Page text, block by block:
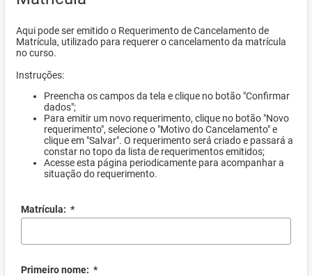
Aqui pode ser emitido o Requerimento de Cancelamento de
Matrícula, utilizado para requerer o cancelamento da matrícula
no curso.
Instruções:
Preencha os campos da tela e clique no botão "Confirmar
dados";
Para emitir um novo requerimento, clique no botão "Novo
requerimento", selecione o "Motivo do Cancelamento" e
clique em "Salvar". O requerimento será criado e passará a
constar no topo da lista de requerimentos emitidos;
Acesse esta página periodicamente para acompanhar a
situação do requerimento.
Matrícula: *
Primeiro nome: *